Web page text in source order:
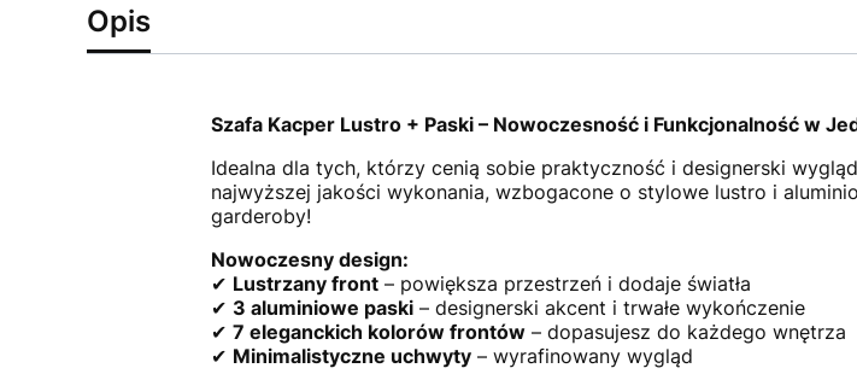
Opis
Szafa Kacper Lustro + Paski – Nowoczesność i Funkcjonalność w
Idealna dla tych, którzy cenią sobie praktyczność i designerski
najwyższej jakości wykonania, wzbogacone o stylowe lustro i
garderoby!
Nowoczesny design:
✔ Lustrzany front– powiększa przestrzeń i dodaje światła
✔ 3 aluminiowe paski– designerski akcent i trwałe wykończenie
✔ 7 eleganckich kolorów frontów– dopasujesz do każdego wnętrza
✔ Minimalistyczne uchwyty– wyrafinowany wygląd